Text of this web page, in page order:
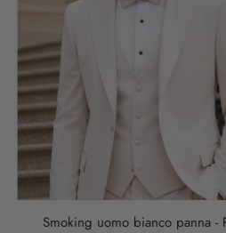
Smoking uomo bianco panna -